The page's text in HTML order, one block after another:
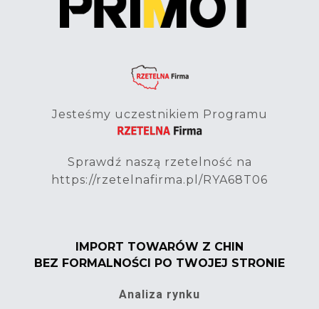
Jesteśmy uczestnikiem Programu
Sprawdź naszą rzetelność na
https://rzetelnafirma.pl/RYA68T06
IMPORT TOWARÓW Z CHIN
BEZ FORMALNOŚCI PO TWOJEJ STRONIE
Analiza rynku